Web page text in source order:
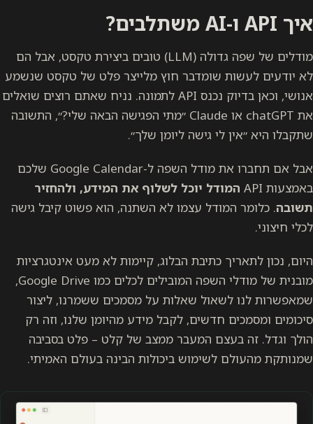
איך API ו-AI משתלבים?
מודלים של שפה גדולה (LLM) טובים ביצירת טקסט, אבל הם
לא יודעים לעשות שומדבר חוץ מלייצר פלט של טקסט שנשמע
אנושי, וכאן בדיוק נכנס API לתמונה. נניח שאתם רוצים שואלים
את chatGPT או Claude ״מתי הפגישה הבאה שלי?״, התשובה
שתקבלו היא ״אין לי גישה ליומן שלך״.
אבל אם תחברו את מודל השפה ל-Google Calendar שלכם
באמצעות API
המודל יוכל לשלוף את המידע, ולהחזיר
תשובה. כלומר המודל עצמו לא השתנה, הוא פשוט קיבל גישה
לכלי חיצוני.
היום, נכון לתאריך כתיבת הבלוג, קיימות לא מעט אינטגרציות
מובנית של מודלי השפה המובילים לכלים כמו Google Drive,
שמאפשרות לנו לשאול שאלות על מסמכים ששמרנו, ליצור
סיכומים ומסמכים חדשים, לקבל מידע מהיומן שלנו, וזה רק
הולך וגדל. זה בעצם המעבר ממצב של קלט – פלט בסביבה
שמנותקת מהעולם לשימוש ביכולות הבינה בעולם האמיתי.